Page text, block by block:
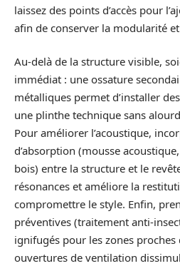
laissez des points d’accès pour
afin de conserver la modularité
Au-delà de la structure visible,
immédiat : une ossature
métalliques permet d’installer
une plinthe technique sans
Pour améliorer l’acoustique,
d’absorption (mousse
bois) entre la structure et le
résonances et améliore la
compromettre le style. Enfin,
préventives (traitement anti-
ignifugés pour les zones proches
ouvertures de ventilation